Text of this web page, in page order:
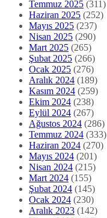
Temmuz 2025 (311)
Haziran 2025 (252)
Mayıs 2025 (237)
Nisan 2025 (290)
Mart 2025 (265)
Şubat 2025 (266)
Ocak 2025 (276)
Aralık 2024 (189)
Kasım 2024 (259)
Ekim 2024 (238)
Eylül 2024 (267)
Ağustos 2024 (286)
Temmuz 2024 (333)
Haziran 2024 (270)
Mayıs 2024 (201)
Nisan 2024 (215)
Mart 2024 (155)
Şubat 2024 (145)
Ocak 2024 (230)
Aralık 2023 (142)